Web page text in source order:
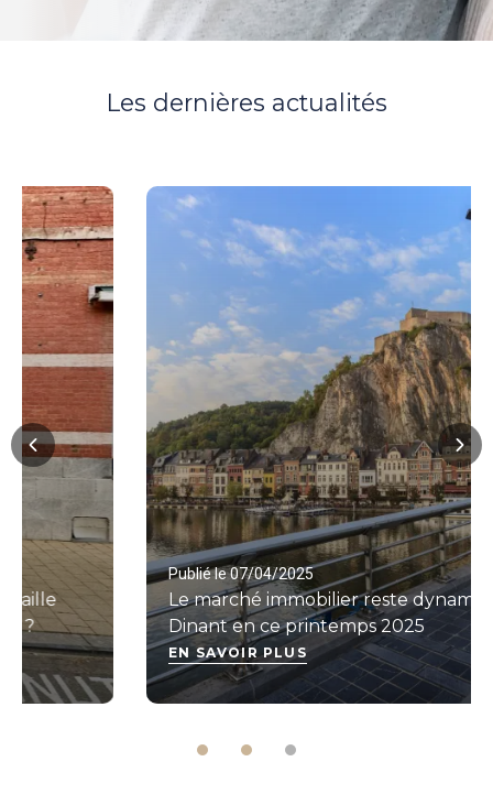
Les dernières actualités
Publié le 07/04/2025
Le marché immobilier reste dynamique à
Dinant en ce printemps 2025
EN SAVOIR PLUS